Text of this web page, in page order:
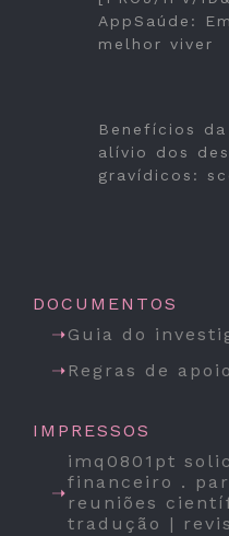
AppSaúde:
melhor viver
Benefícios
alívio dos
gravídicos:
DOCUMENTOS
Guia do
Regras de
IMPRESSOS
imq0801pt
financeiro .
reuniões
tradução |